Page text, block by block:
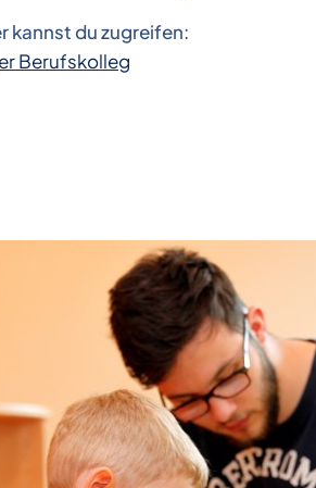
kannst du zugreifen:
Berufskolleg